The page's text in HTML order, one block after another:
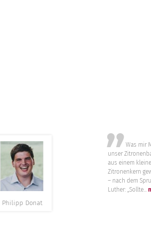
Philipp Donat
”
Was mir
unser
aus einem
Zitronenkern
– nach dem
Luther: „Sollte...